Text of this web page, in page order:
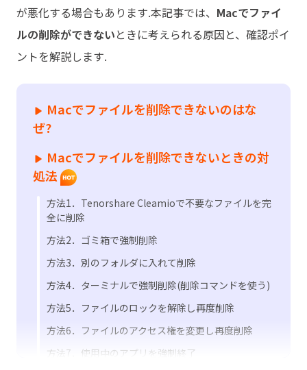
が悪化する場合もあります.本記事では、 Macでファイ
ルの削除ができないときに考えられる原因と、確認ポイ
ントを解説します.
Macでファイルを削除できないのはな
ぜ?
Macでファイルを削除できないときの対
処法
方法1．Tenorshare Cleamioで不要なファイルを完
全に削除
方法2．ゴミ箱で強制削除
方法3．別のフォルダに入れて削除
方法4．ターミナルで強制削除(削除コマンドを使う)
方法5．ファイルのロックを解除し再度削除
方法6．ファイルのアクセス権を変更し再度削除
方法7．使用中のアプリを強制終了